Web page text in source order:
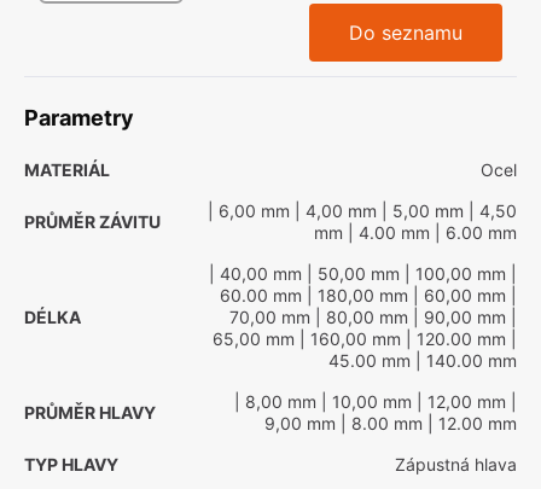
Do seznamu
Parametry
MATERIÁL Ocel
PRŮMĚR ZÁVITU
| 6,00 mm | 4,00 mm | 5,00 mm | 4,50
mm | 4.00 mm | 6.00 mm
DÉLKA
| 40,00 mm | 50,00 mm | 100,00 mm
60.00 mm | 180,00 mm | 60,00 mm
70,00 mm | 80,00 mm | 90,00 mm
65,00 mm | 160,00 mm | 120.00 mm
45.00 mm | 140.00 mm
PRŮMĚR HLAVY
| 8,00 mm | 10,00 mm | 12,00 mm
9,00 mm | 8.00 mm | 12.00 mm
TYP HLAVY
Zápustná hlava